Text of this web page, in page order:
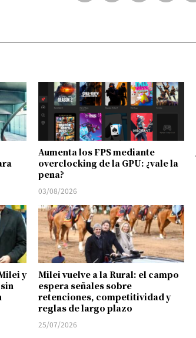
Aumenta los FPS mediante
overclocking de la GPU: ¿vale la
pena?
03/08/2026
y
Milei vuelve a la Rural: el campo
espera señales sobre
retenciones, competitividad y
reglas de largo plazo
25/07/2026